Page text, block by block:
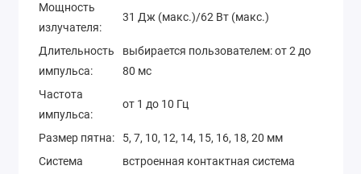
Мощность
излучателя:
31 Дж (макс.)/62 Вт (макс.)
Длительность
импульса:
выбирается пользователем: от 2 до
80 мс
Частота
импульса:
от 1 до 10 Гц
Размер пятна:
5, 7, 10, 12, 14, 15, 16, 18, 20 мм
Система
встроенная контактная система